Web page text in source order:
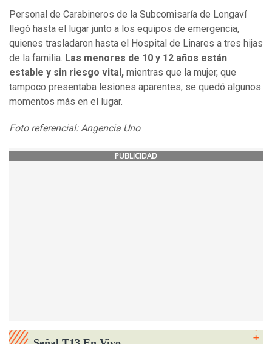
Personal de Carabineros de la Subcomisaría de Longaví
llegó hasta el lugar junto a los equipos de emergencia,
quienes trasladaron hasta el Hospital de Linares a tres hijas
de la familia. Las menores de 10 y 12 años están
estable y sin riesgo vital, mientras que la mujer, que
tampoco presentaba lesiones aparentes, se quedó algunos
momentos más en el lugar.
Foto referencial: Angencia Uno
PUBLICIDAD